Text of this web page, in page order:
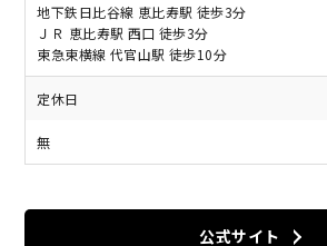
地下鉄日比谷線 恵比寿駅 徒歩3分
ＪＲ 恵比寿駅 西口 徒歩3分
東急東横線 代官山駅 徒歩10分
定休日
無
公式サイト